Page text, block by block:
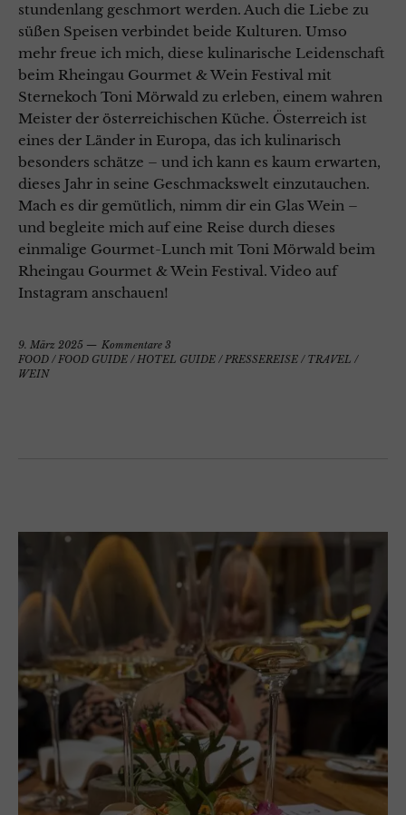
stundenlang geschmort werden. Auch die Liebe zu
süßen Speisen verbindet beide Kulturen. Umso
mehr freue ich mich, diese kulinarische Leidenschaft
beim Rheingau Gourmet & Wein Festival mit
Sternekoch Toni Mörwald zu erleben, einem wahren
Meister der österreichischen Küche. Österreich ist
eines der Länder in Europa, das ich kulinarisch
besonders schätze – und ich kann es kaum erwarten,
dieses Jahr in seine Geschmackswelt einzutauchen.
Mach es dir gemütlich, nimm dir ein Glas Wein –
und begleite mich auf eine Reise durch dieses
einmalige Gourmet-Lunch mit Toni Mörwald beim
Rheingau Gourmet & Wein Festival. Video auf
Instagram anschauen!
9. März 2025
Kommentare 3
FOOD /FOOD GUIDE /HOTEL GUIDE /PRESSEREISE / TRAVEL /
WEIN